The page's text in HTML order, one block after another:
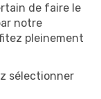
de faire le
notre
pleinement
sélectionner